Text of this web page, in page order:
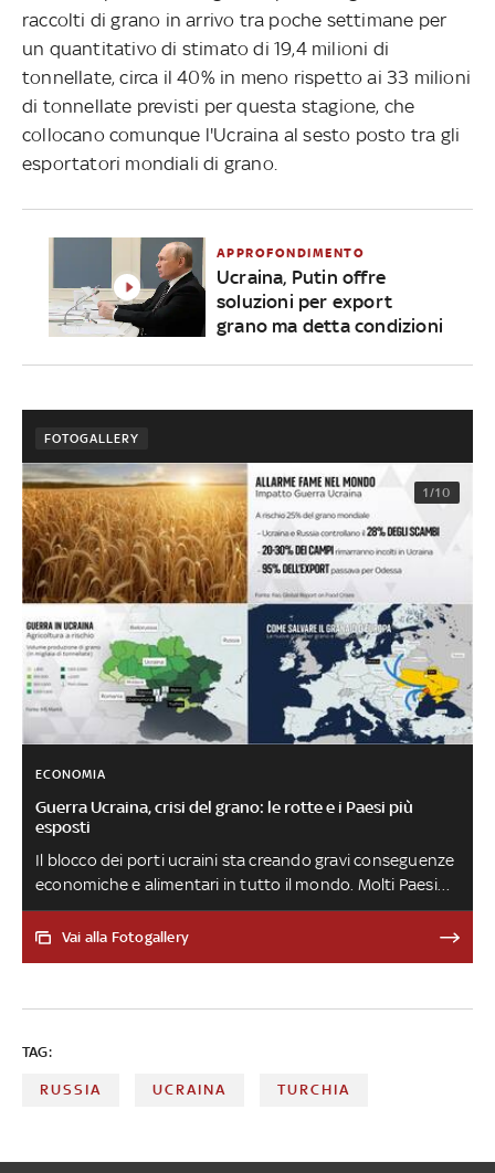
raccolti di grano in arrivo tra poche settimane per
un quantitativo di stimato di 19,4 milioni di
tonnellate, circa il 40% in meno rispetto ai 33 milioni
di tonnellate previsti per questa stagione, che
collocano comunque l'Ucraina al sesto posto tra gli
esportatori mondiali di grano.
APPROFONDIMENTO
Ucraina, Putin offre
soluzioni per export
grano ma detta condizioni
FOTOGALLERY
1/10
ECONOMIA
Guerra Ucraina, crisi del grano: le rotte e i Paesi più
esposti
Il blocco dei porti ucraini sta creando gravi conseguenze
economiche e alimentari in tutto il mondo. Molti Paesi
dipendono dall’export di Kiev per i cereali ma
l’agricoltura è in ginocchio. Le istituzioni stanno
Vai alla Fotogallery
TAG:
RUSSIA UCRAINA TURCHIA